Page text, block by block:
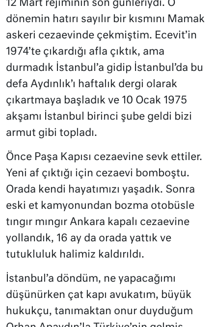
12 Mart rejiminin son günleriydi. O
dönemin hatırı sayılır bir kısmını Mamak
askeri cezaevinde çekmiştim. Ecevit’in
1974’te çıkardığı afla çıktık, ama
durmadık İstanbul’a gidip İstanbul’da bu
defa Aydınlık’ı haftalık dergi olarak
çıkartmaya başladık ve 10 Ocak 1975
akşamı İstanbul birinci şube geldi bizi
armut gibi topladı.
Önce Paşa Kapısı cezaevine sevk ettiler.
Yeni af çıktığı için cezaevi bomboştu.
Orada kendi hayatımızı yaşadık. Sonra
eski et kamyonundan bozma otobüsle
tıngır mıngır Ankara kapalı cezaevine
yollandık, 16 ay da orada yattık ve
tutukluluk halimiz kaldırıldı.
İstanbul’a döndüm, ne yapacağımı
düşünürken çat kapı avukatım, büyük
hukukçu, tanımaktan onur duyduğum